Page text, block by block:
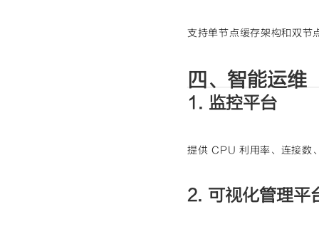
支持单节点缓存架构和双节
四、智能运维
1. 监控平台
提供 CPU 利用率、连接数
2. 可视化管理平